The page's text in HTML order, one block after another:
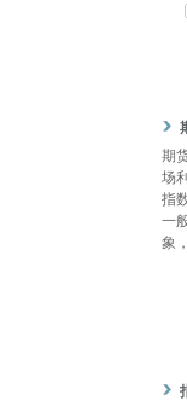
期
场
指
一
象